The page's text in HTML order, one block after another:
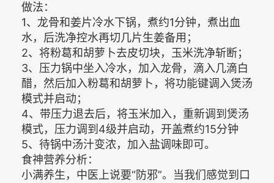
做法：
1、龙骨和姜片冷水下锅，煮约1分钟，煮出血
水，后洗净控水再切几片生姜备用；
2、将粉葛和胡萝卜去皮切块，玉米洗净斩断；
3、压力锅中坐入冷水，加入龙骨，滴入几滴白
醋，然后加入粉葛和胡萝卜，将功能键调入煲汤
模式并启动；
4、带压力退去后，将玉米加入，重新调到煲汤
模式，压力调到4级并启动，开盖煮约15分钟
5、待锅中汤汁变浓，加入盐调味即可。
食神营养分析：
小满养生，中医上说要“防邪”。当我们感觉到口